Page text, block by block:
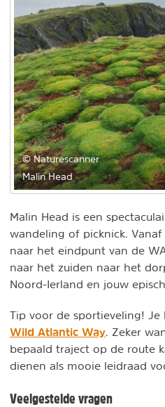
© Naturescanner
Malin Head
Malin Head is een
wandeling of picknick.
naar het eindpunt van de
naar het zuiden naar het
Noord-Ierland en jouw
Tip voor de sportieveling! Je
Wild Atlantic Way. Zeker
bepaald traject op de route
dienen als mooie leidraad
Veelgestelde vragen